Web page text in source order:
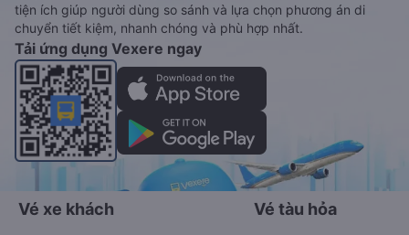
tiện ích giúp người dùng so sánh và lựa chọn phương án di
chuyển tiết kiệm, nhanh chóng và phù hợp nhất.
Tải ứng dụng Vexere ngay
Vé xe khách Vé tàu hỏa